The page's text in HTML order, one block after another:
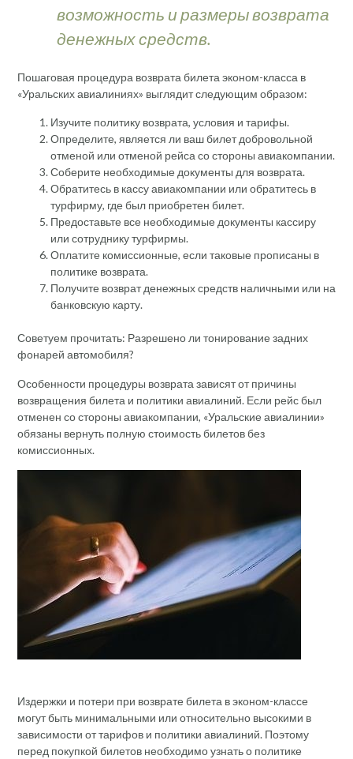
возможность и размеры возврата
денежных средств.
Пошаговая процедура возврата билета эконом-класса в
«Уральских авиалиниях» выглядит следующим образом:
Изучите политику возврата, условия и тарифы.
Определите, является ли ваш билет добровольной
отменой или отменой рейса со стороны авиакомпании.
Соберите необходимые документы для возврата.
Обратитесь в кассу авиакомпании или обратитесь в
турфирму, где был приобретен билет.
Предоставьте все необходимые документы кассиру
или сотруднику турфирмы.
Оплатите комиссионные, если таковые прописаны в
политике возврата.
Получите возврат денежных средств наличными или на
банковскую карту.
Советуем прочитать: Разрешено ли тонирование задних
фонарей автомобиля?
Особенности процедуры возврата зависят от причины
возвращения билета и политики авиалиний. Если рейс был
отменен со стороны авиакомпании, «Уральские авиалинии»
обязаны вернуть полную стоимость билетов без
комиссионных.
Издержки и потери при возврате билета в эконом-классе
могут быть минимальными или относительно высокими в
зависимости от тарифов и политики авиалиний. Поэтому
перед покупкой билетов необходимо узнать о политике